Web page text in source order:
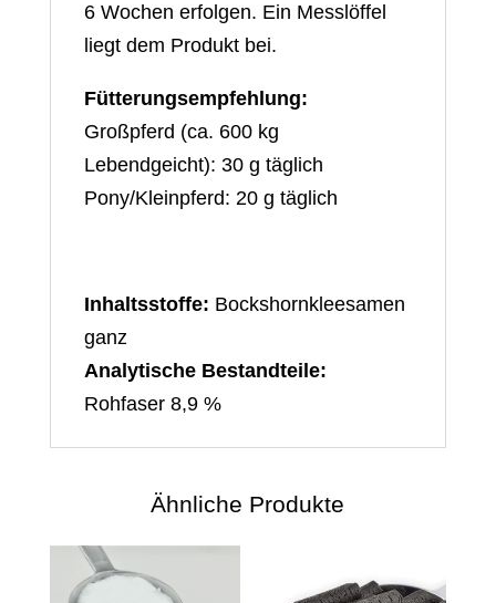
6 Wochen erfolgen. Ein Messlöffel
liegt dem Produkt bei.
Fütterungsempfehlung:
Großpferd (ca. 600 kg
Lebendgeicht): 30 g täglich
Pony/Kleinpferd: 20 g täglich
Inhaltsstoffe: Bockshornkleesamen
ganz
Analytische Bestandteile:
Rohfaser 8,9 %
Ähnliche Produkte